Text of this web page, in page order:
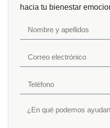
hacia tu bienestar